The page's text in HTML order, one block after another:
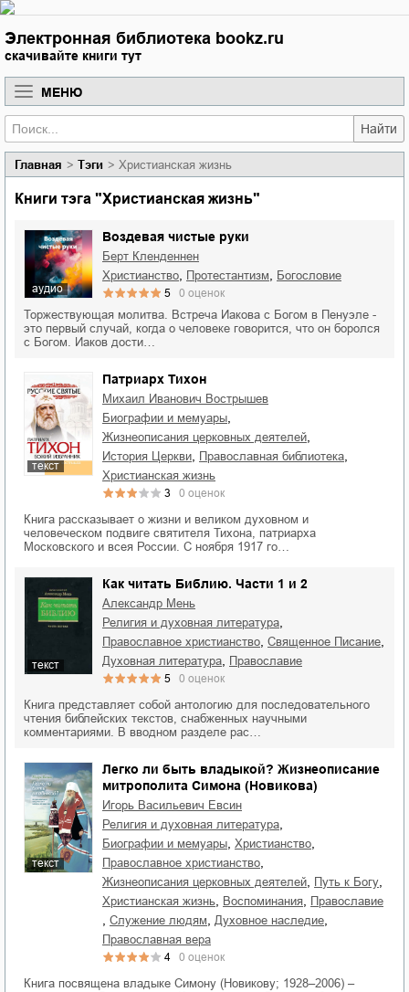
Электронная библиотека bookz.ru
скачивайте книги тут
МЕНЮ
Найти
Главная Тэги Христианская жизнь
Книги тэга "Христианская жизнь"
аудио
Воздевая чистые руки
Берт Кленденнен
христианство
протестантизм богословие
5 0 оценок
Торжествующая молитва. Встреча Иакова с Богом в Пенуэле -
это первый случай, когда о человеке говорится, что он боролся
с Богом. Иаков дости…
текст
Патриарх Тихон
Михаил Иванович Вострышев
биографии и мемуары
жизнеописания церковных деятелей
история Церкви православная библиотека
христианская жизнь
3 0 оценок
Книга рассказывает о жизни и великом духовном и
человеческом подвиге святителя Тихона, патриарха
Московского и всея России. С ноября 1917 го…
текст
Как читать Библию. Части 1 и 2
Александр Мень
религия и духовная литература
православное христианство Священное Писание
духовная литература православие
5 0 оценок
Книга представляет собой антологию для последовательного
чтения библейских текстов, снабженных научными
комментариями. В вводном разделе рас…
текст
Легко ли быть владыкой? Жизнеописание
митрополита Симона (Новикова)
Игорь Васильевич Евсин
религия и духовная литература
биографии и мемуары христианство
православное христианство
жизнеописания церковных деятелей путь к Богу
христианская жизнь воспоминания православие
служение людям духовное наследие
православная вера
4 0 оценок
Книга посвящена владыке Симону (Новикову; 1928–2006) –